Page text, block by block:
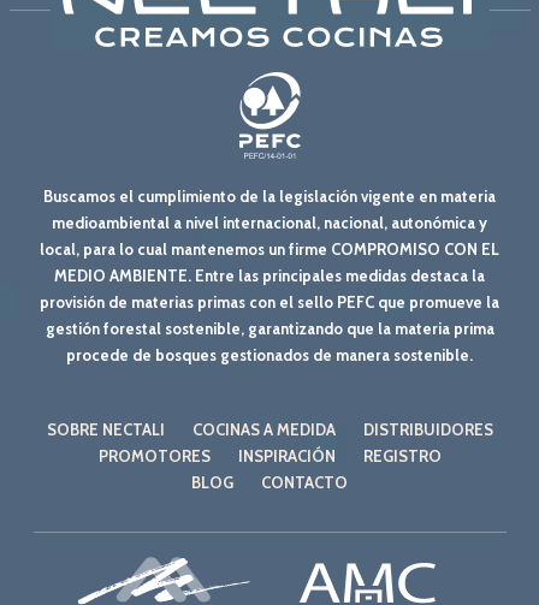
Buscamos el cumplimiento de la legislación vigente en materia
medioambiental a nivel internacional, nacional, autonómica y
local, para lo cual mantenemos un firme COMPROMISO CON EL
MEDIO AMBIENTE. Entre las principales medidas destaca la
provisión de materias primas con el sello PEFC que promueve la
gestión forestal sostenible, garantizando que la materia prima
procede de bosques gestionados de manera sostenible.
SOBRE NECTALI COCINAS A MEDIDA
DISTRIBUIDORES
PROMOTORES
INSPIRACIÓN
REGISTRO
BLOG
CONTACTO